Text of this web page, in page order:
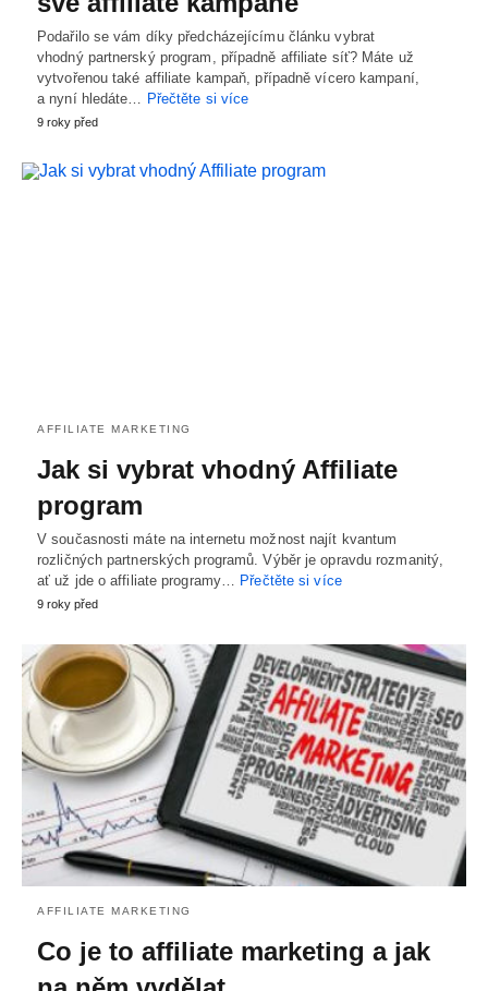
Podařilo se vám díky předcházejícímu článku vybrat
vhodný partnerský program, případně affiliate síť? Máte už
vytvořenou také affiliate kampaň, případně vícero kampaní,
a nyní hledáte… Přečtěte si více
9 roky před
AFFILIATE MARKETING
Jak si vybrat vhodný Affiliate
program
V současnosti máte na internetu možnost najít kvantum
rozličných partnerských programů. Výběr je opravdu rozmanitý,
ať už jde o affiliate programy… Přečtěte si více
9 roky před
AFFILIATE MARKETING
Co je to affiliate marketing a jak